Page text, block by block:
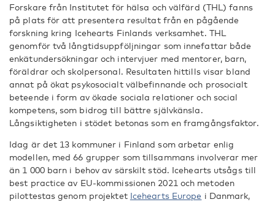
Forskare från Institutet för hälsa och välfärd (THL) fanns
på plats för att presentera resultat från en pågående
forskning kring Icehearts Finlands verksamhet. THL
genomför två långtidsuppföljningar som innefattar både
enkätundersökningar och intervjuer med mentorer, barn,
föräldrar och skolpersonal. Resultaten hittills visar bland
annat på ökat psykosocialt välbefinnande och prosocialt
beteende i form av ökade sociala relationer och social
kompetens, som bidrog till bättre självkänsla.
Långsiktigheten i stödet betonas som en framgångsfaktor.
Idag är det 13 kommuner i Finland som arbetar enlig
modellen, med 66 grupper som tillsammans involverar mer
än 1 000 barn i behov av särskilt stöd. Icehearts utsågs till
best practice av EU-kommissionen 2021 och metoden
pilottestas genom projektet Icehearts Europe i Danmark,